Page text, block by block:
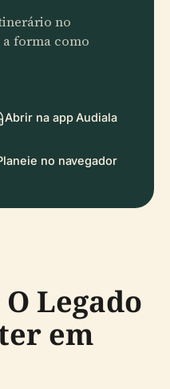
no
a forma como
Abrir na app Audiala
no navegador
Legado
em